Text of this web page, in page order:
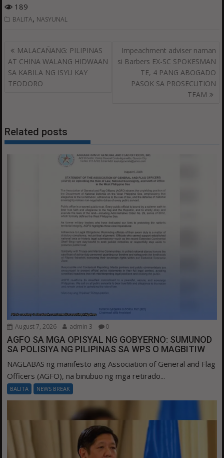
189
BALITA, NASYUNAL
Post
navigation
MALACAÑANG: PILIPINAS
AT CHINA WALANG HIDWAAN
SA KABILA NG ISYU KAY
TEODORO
Impeachment adviser naman
si Barbers EX-SC SPOKESMAN
TE, 4 PANG ABOGADO
PASOK SA PROSECUTION
TEAM
Related posts
August 7, 2026 admin 3 0
AGFO SA MGA OPISYAL NG GOBYERNO: SUMUNOD
SA POLISIYA NG PILIPINAS SA WPS O MAGBITIW
NAGLABAS ng manifesto ang Association of General and Flag
Officers (AGFO), na binubuo ng mga retirado...
BALITA NEWS BREAK